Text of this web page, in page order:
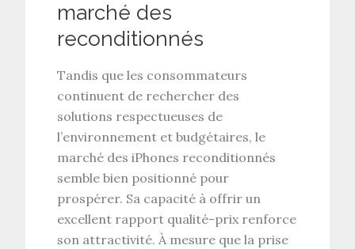
marché des
reconditionnés
Tandis que les consommateurs
continuent de rechercher des
solutions respectueuses de
l’environnement et budgétaires, le
marché des iPhones reconditionnés
semble bien positionné pour
prospérer. Sa capacité à offrir un
excellent rapport qualité-prix renforce
son attractivité. À mesure que la prise